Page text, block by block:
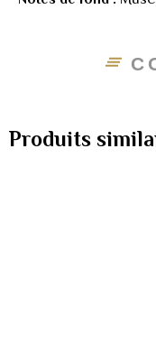
Produits